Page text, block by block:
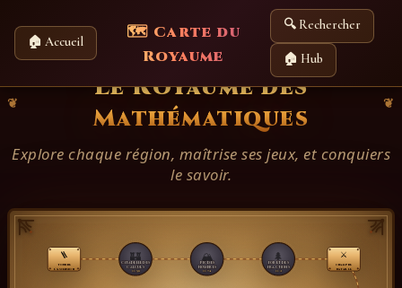
🏠 Accueil
🗺️ Carte du
Royaume
🔍 Rechercher
🏠 Hub
Le Royaume des
Mathématiques
Explore chaque région, maîtrise ses jeux, et conquiers
le savoir.
🏰
Citadelle des
Calculs
0/58
🏔️
Pic des
Nombres
0/74
🌲
Forêt des
Fractions
0/2
🪜
Tour de
l'Ascension
⚔️
Champ de
Bataille